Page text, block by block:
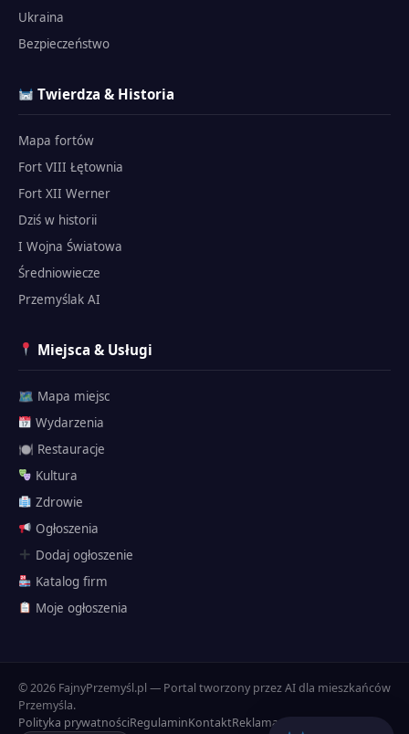
Dojazd
Ukraina
Bezpieczeństwo
Twierdza & Historia
Mapa fortów
Fort VIII Łętownia
Fort XII Werner
Dziś w historii
I Wojna Światowa
Średniowiecze
Przemyślak AI
Miejsca & Usługi
🗺 Mapa miejsc
Wydarzenia
🍽 Restauracje
Kultura
Zdrowie
Ogłoszenia
Dodaj ogłoszenie
Katalog firm
Moje ogłoszenia
© 2026 FajnyPrzemyśl.pl — Portal tworzony przez AI dla mieszkańców
Przemyśla.
Polityka prywatnościRegulaminKontaktReklama